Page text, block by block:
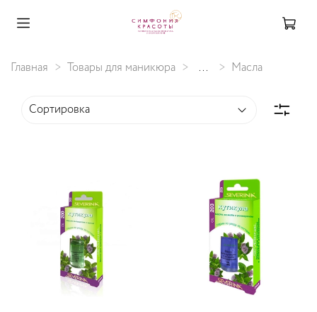
Главная Товары для маникюра ... Масла